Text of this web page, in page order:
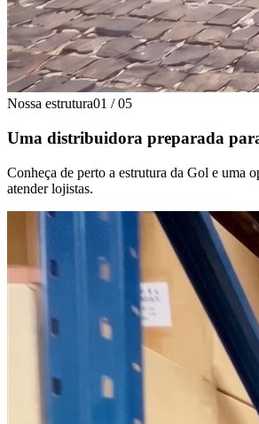
Nossa estrutura01 / 05
Uma distribuidora preparada
Conheça de perto a estrutura da Gol e uma
atender lojistas.